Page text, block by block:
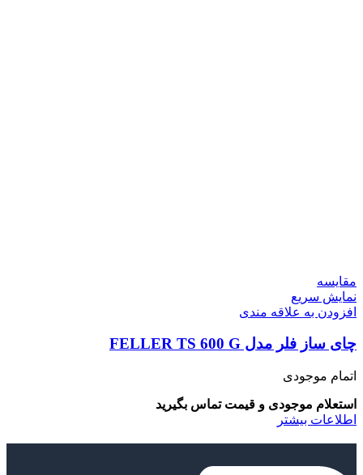
مقايسه
نمایش سریع
افزودن به علاقه مندی
چای ساز فلر مدل FELLER TS 600 G
اتمام موجودی
استعلام موجودی و قیمت تماس بگیرید
اطلاعات بیشتر